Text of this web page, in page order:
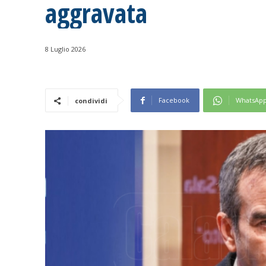
aggravata
8 Luglio 2026
condividi Facebook